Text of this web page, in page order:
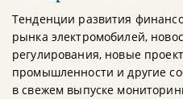
Тенденции развития
рынка электромобилей,
регулирования, новые
промышленности и другие
в свежем выпуске